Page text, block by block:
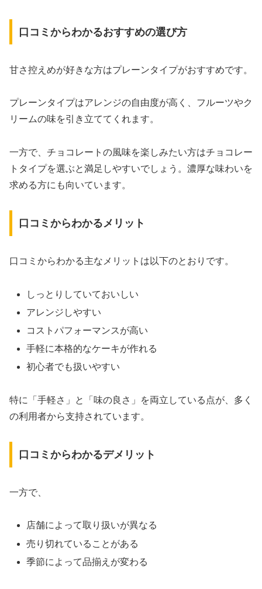
口コミからわかるおすすめの選び方
甘さ控えめが好きな方はプレーンタイプがおすすめです。
プレーンタイプはアレンジの自由度が高く、フルーツやク
リームの味を引き立ててくれます。
一方で、チョコレートの風味を楽しみたい方はチョコレー
トタイプを選ぶと満足しやすいでしょう。濃厚な味わいを
求める方にも向いています。
口コミからわかるメリット
口コミからわかる主なメリットは以下のとおりです。
しっとりしていておいしい
アレンジしやすい
コストパフォーマンスが高い
手軽に本格的なケーキが作れる
初心者でも扱いやすい
特に「手軽さ」と「味の良さ」を両立している点が、多く
の利用者から支持されています。
口コミからわかるデメリット
一方で、
店舗によって取り扱いが異なる
売り切れていることがある
季節によって品揃えが変わる